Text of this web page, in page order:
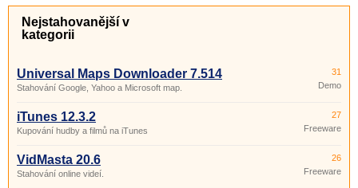
Nejstahovanější v
kategorii
Universal Maps Downloader 7.514
Stahování Google, Yahoo a Microsoft map.
31
Demo
iTunes 12.3.2
Kupování hudby a filmů na iTunes
27
Freeware
VidMasta 20.6
Stahování online videí.
26
Freeware